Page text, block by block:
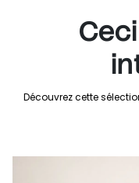
Découvrez cette